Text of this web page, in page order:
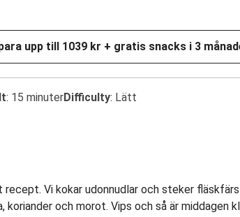
upp till 1039 kr + gratis snacks i 3
: 15 minuterDifficulty: Lätt
Vi kokar udonnudlar och steker
och morot. Vips och så är middagen